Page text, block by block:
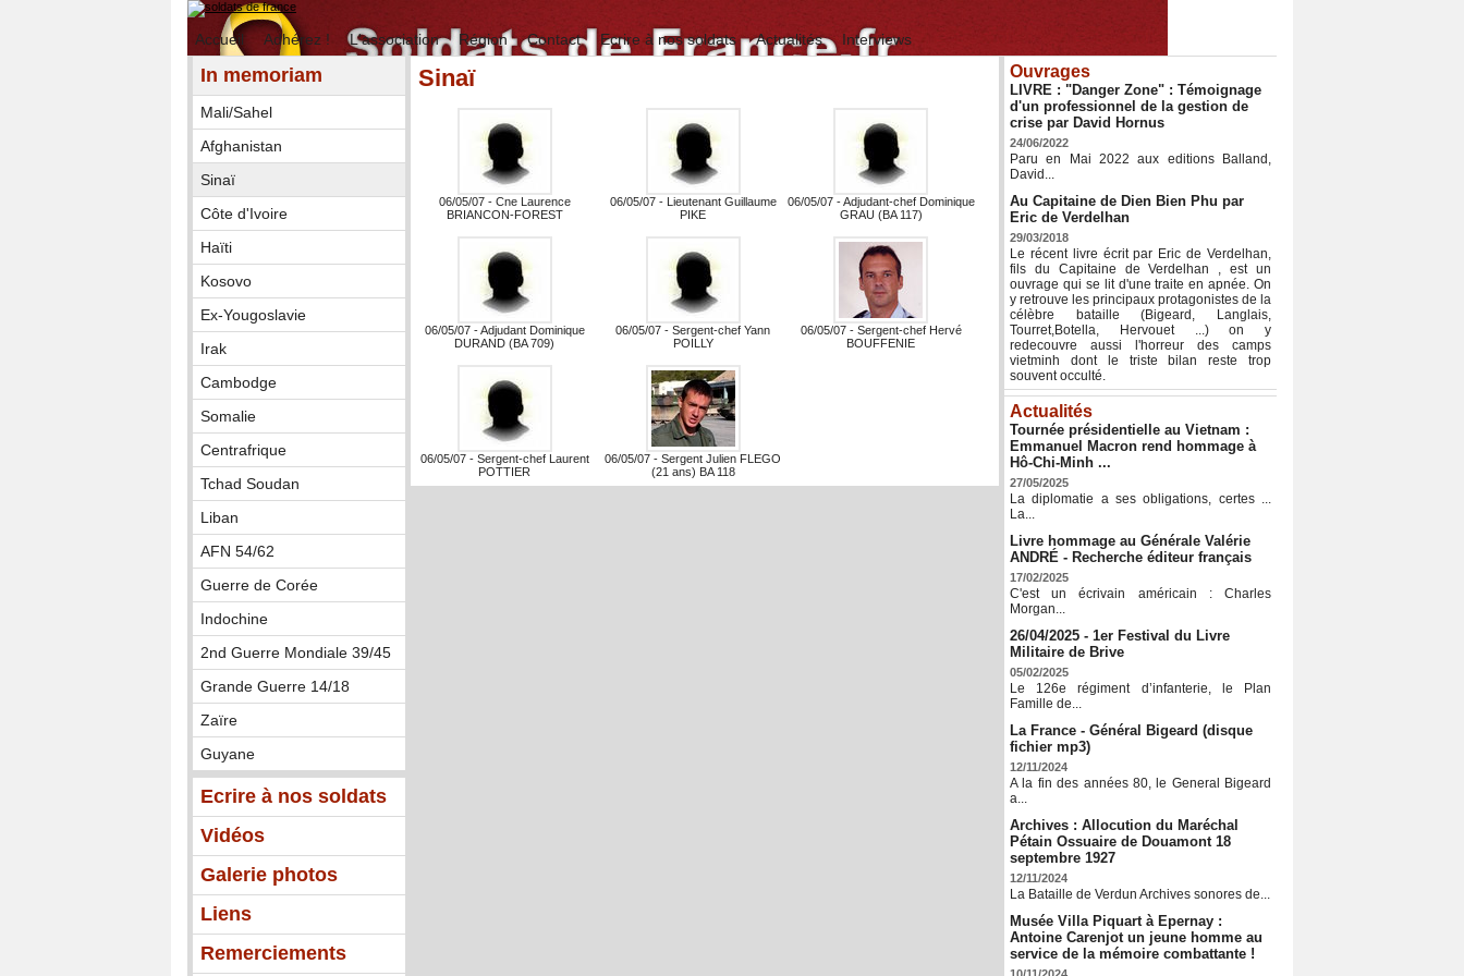
Accueil Adhérez ! L'association Région Contact Ecrire à nos soldats Actualités Interviews
In memoriam
Mali/Sahel
Afghanistan
Sinaï
Côte d'Ivoire
Haïti
Kosovo
Ex-Yougoslavie
Irak
Cambodge
Somalie
Centrafrique
Tchad Soudan
Liban
AFN 54/62
Guerre de Corée
Indochine
2nd Guerre Mondiale 39/45
Grande Guerre 14/18
Zaïre
Guyane
Ecrire à nos soldats
Vidéos
Galerie photos
Liens
Remerciements
Sinaï
06/05/07 - Cne Laurence
BRIANCON-FOREST
06/05/07 - Lieutenant Guillaume
PIKE
06/05/07 - Adjudant-chef Dominique
GRAU (BA 117)
06/05/07 - Adjudant Dominique
DURAND (BA 709)
06/05/07 - Sergent-chef Yann
POILLY
06/05/07 - Sergent-chef Hervé
BOUFFENIE
06/05/07 - Sergent-chef Laurent
POTTIER
06/05/07 - Sergent Julien FLEGO
(21 ans) BA 118
Ouvrages
LIVRE : "Danger Zone" : Témoignage
d'un professionnel de la gestion de
crise par David Hornus
24/06/2022
Paru en Mai 2022 aux editions Balland,
David...
Au Capitaine de Dien Bien Phu par
Eric de Verdelhan
29/03/2018
Le récent livre écrit par Eric de Verdelhan,
fils du Capitaine de Verdelhan , est un
ouvrage qui se lit d'une traite en apnée. On
y retrouve les principaux protagonistes de la
célèbre bataille (Bigeard, Langlais,
Tourret,Botella, Hervouet ...) on y
redecouvre aussi l'horreur des camps
vietminh dont le triste bilan reste trop
souvent occulté.
Actualités
Tournée présidentielle au Vietnam :
Emmanuel Macron rend hommage à
Hô-Chi-Minh ...
27/05/2025
La diplomatie a ses obligations, certes ...
La...
Livre hommage au Générale Valérie
ANDRÉ - Recherche éditeur français
17/02/2025
C'est un écrivain américain : Charles
Morgan...
26/04/2025 - 1er Festival du Livre
Militaire de Brive
05/02/2025
Le 126e régiment d’infanterie, le Plan
Famille de...
La France - Général Bigeard (disque
fichier mp3)
12/11/2024
A la fin des années 80, le General Bigeard
a...
Archives : Allocution du Maréchal
Pétain Ossuaire de Douamont 18
septembre 1927
12/11/2024
La Bataille de Verdun Archives sonores de...
Musée Villa Piquart à Epernay :
Antoine Carenjot un jeune homme au
service de la mémoire combattante !